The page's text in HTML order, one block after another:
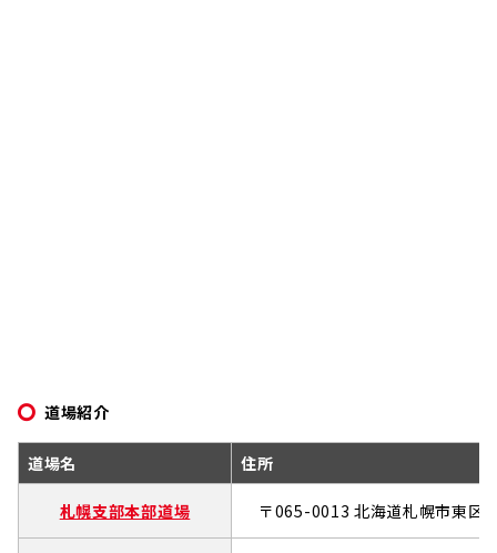
道場紹介
道場名 住所
札幌支部本部道場 〒065-0013 北海道札幌市東区